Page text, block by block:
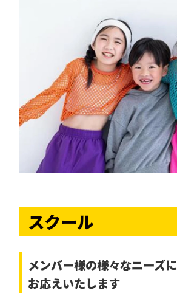
スクール
メンバー様の様々なニーズに
お応えいたします